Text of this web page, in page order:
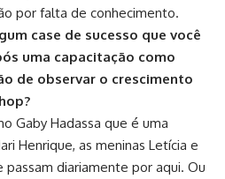
por falta de conhecimento.
case de sucesso que você
uma capacitação como
de observar o crescimento
Gaby Hadassa que é uma
Henrique, as meninas Letícia e
passam diariamente por aqui. Ou